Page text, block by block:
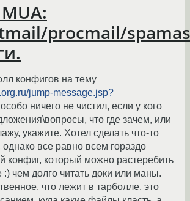
procmail/
конфигов на тему
jump-message.jsp?
ничего не чистил, если у кого
что где зачем, или
укажите. Хотел сделать что-то
все равно всем гораздо
конфиг, который можно растеребить
:) чем долго читать доки или маны.
что лежит в тарболле, это